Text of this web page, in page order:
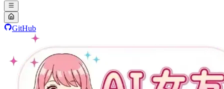
GitHub